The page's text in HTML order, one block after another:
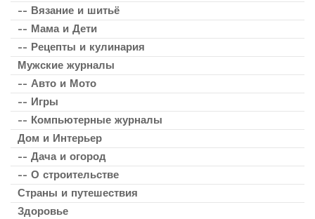
-- Вязание и шитьё
-- Мама и Дети
-- Рецепты и кулинария
Мужские журналы
-- Авто и Мото
-- Игры
-- Компьютерные журналы
Дом и Интерьер
-- Дача и огород
-- О строительстве
Страны и путешествия
Здоровье